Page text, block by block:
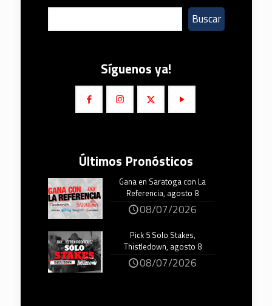
Buscar
Síguenos ya!
Últimos Pronósticos
Gana en Saratoga con La
Referencia, agosto 8
08/07/2026
Pick 5 Solo Stakes,
Thistledown, agosto 8
08/07/2026